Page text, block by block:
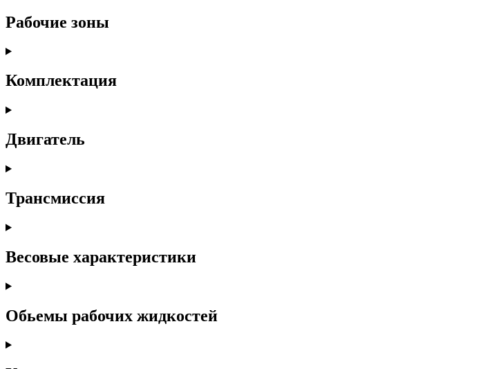
Рабочие зоны
Комплектация
Двигатель
Трансмиссия
Весовые характеристики
Обьемы рабочих жидкостей